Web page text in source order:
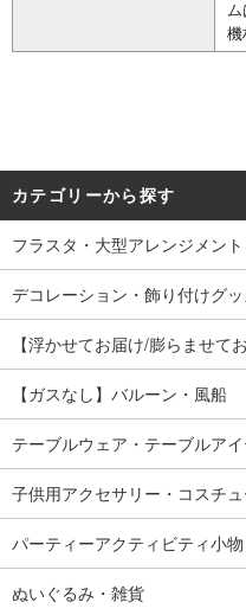
機
カテゴリーから探す
フラスタ・大型アレンジメント
デコレーション・飾り付けグ
【浮かせてお届け/膨らませて
【ガスなし】バルーン・風船
テーブルウェア・テーブルア
子供用アクセサリー・コスチ
パーティーアクティビティ小物
ぬいぐるみ・雑貨